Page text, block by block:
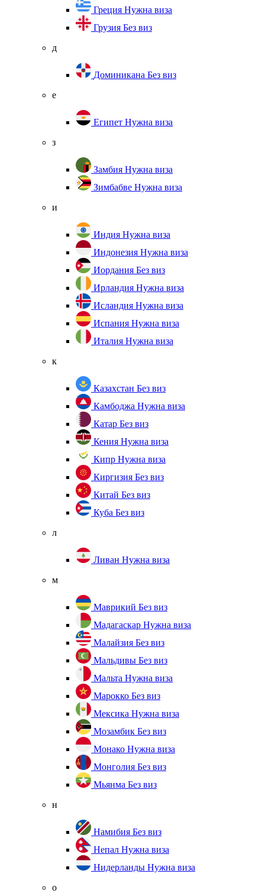
Греция Нужна виза
Грузия Без виз
д
Доминикана Без виз
е
Египет Нужна виза
з
Замбия Нужна виза
Зимбабве Нужна виза
и
Индия Нужна виза
Индонезия Нужна виза
Иордания Без виз
Ирландия Нужна виза
Исландия Нужна виза
Испания Нужна виза
Италия Нужна виза
к
Казахстан Без виз
Камбоджа Нужна виза
Катар Без виз
Кения Нужна виза
Кипр Нужна виза
Киргизия Без виз
Китай Без виз
Куба Без виз
л
Ливан Нужна виза
м
Маврикий Без виз
Мадагаскар Нужна виза
Малайзия Без виз
Мальдивы Без виз
Мальта Нужна виза
Марокко Без виз
Мексика Нужна виза
Мозамбик Без виз
Монако Нужна виза
Монголия Без виз
Мьянма Без виз
н
Намибия Без виз
Непал Нужна виза
Нидерланды Нужна виза
о